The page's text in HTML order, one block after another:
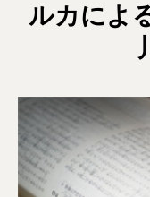
ルカによ